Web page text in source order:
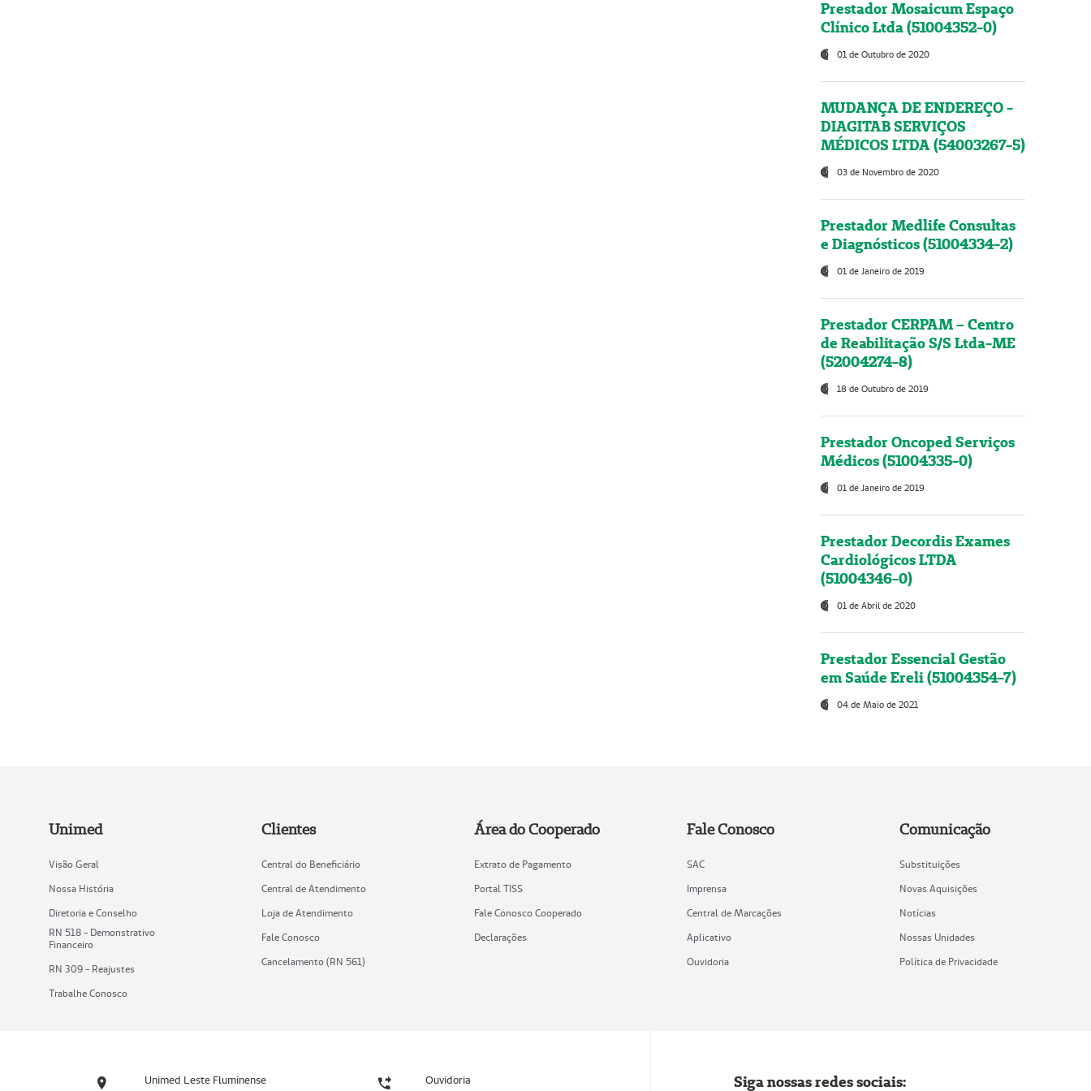
Prestador Mosaicum Espaço
Clínico Ltda (51004352-0)
01 de Outubro de 2020
MUDANÇA DE ENDEREÇO -
DIAGITAB SERVIÇOS
MÉDICOS LTDA (54003267-5)
03 de Novembro de 2020
Prestador Medlife Consultas
e Diagnósticos (51004334-2)
01 de Janeiro de 2019
Prestador CERPAM – Centro
de Reabilitação S/S Ltda-ME
(52004274-8)
18 de Outubro de 2019
Prestador Oncoped Serviços
Médicos (51004335-0)
01 de Janeiro de 2019
Prestador Decordis Exames
Cardiológicos LTDA
(51004346-0)
01 de Abril de 2020
Prestador Essencial Gestão
em Saúde Ereli (51004354-7)
04 de Maio de 2021
Unimed
Visão Geral
Nossa História
Diretoria e Conselho
RN 518 - Demonstrativo
Financeiro
RN 309 - Reajustes
Trabalhe Conosco
Clientes
Central do Beneficiário
Central de Atendimento
Loja de Atendimento
Fale Conosco
Cancelamento (RN 561)
Área do Cooperado
Extrato de Pagamento
Portal TISS
Fale Conosco Cooperado
Declarações
Fale Conosco
SAC
Imprensa
Central de Marcações
Aplicativo
Ouvidoria
Comunicação
Substituições
Novas Aquisições
Notícias
Nossas Unidades
Política de Privacidade
Unimed Leste Fluminense Ouvidoria Siga nossas redes sociais: